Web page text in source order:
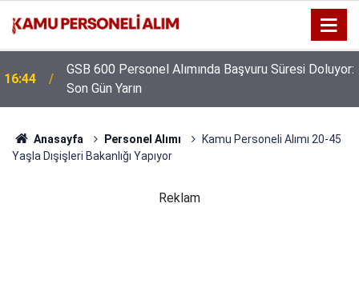
16:44
GSB 600 Personel Alımında Başvuru Süresi Doluyor:
Son Gün Yarın
Anasayfa Personel Alımı
Kamu Personeli Alımı 20-45
Yaşla Dışişleri Bakanlığı Yapıyor
Reklam